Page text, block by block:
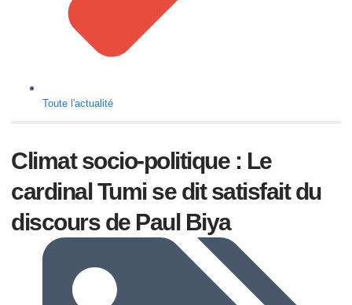
Toute l'actualité
Climat socio-politique : Le
cardinal Tumi se dit satisfait du
discours de Paul Biya